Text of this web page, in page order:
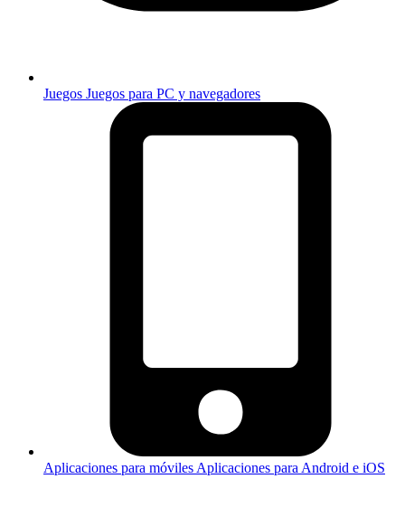
Juegos Juegos para PC y navegadores
Aplicaciones para móviles Aplicaciones para Android e iOS